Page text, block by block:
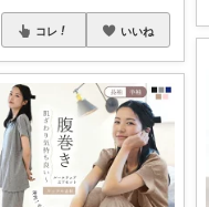
コレ いいね